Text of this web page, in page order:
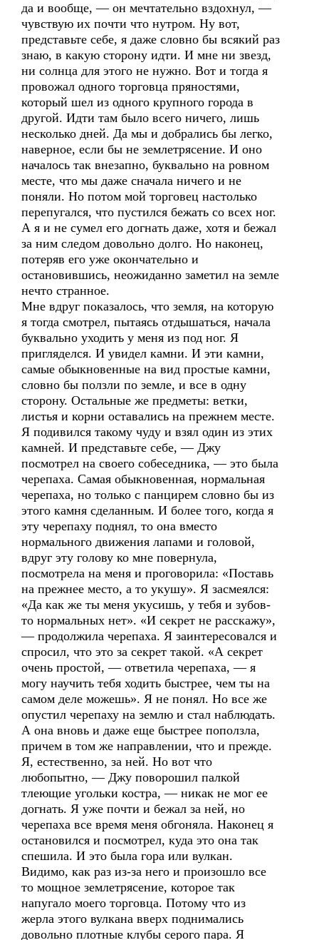
да и вообще, — он мечтательно вздохнул, —
чувствую их почти что нутром. Ну вот,
представьте себе, я даже словно бы всякий раз
знаю, в какую сторону идти. И мне ни звезд,
ни солнца для этого не нужно. Вот и тогда я
провожал одного торговца пряностями,
который шел из одного крупного города в
другой. Идти там было всего ничего, лишь
несколько дней. Да мы и добрались бы легко,
наверное, если бы не землетрясение. И оно
началось так внезапно, буквально на ровном
месте, что мы даже сначала ничего и не
поняли. Но потом мой торговец настолько
перепугался, что пустился бежать со всех ног.
А я и не сумел его догнать даже, хотя и бежал
за ним следом довольно долго. Но наконец,
потеряв его уже окончательно и
остановившись, неожиданно заметил на земле
нечто странное.
Мне вдруг показалось, что земля, на которую
я тогда смотрел, пытаясь отдышаться, начала
буквально уходить у меня из под ног. Я
пригляделся. И увидел камни. И эти камни,
самые обыкновенные на вид простые камни,
словно бы ползли по земле, и все в одну
сторону. Остальные же предметы: ветки,
листья и корни оставались на прежнем месте.
Я подивился такому чуду и взял один из этих
камней. И представьте себе, — Джу
посмотрел на своего собеседника, — это была
черепаха. Самая обыкновенная, нормальная
черепаха, но только с панцирем словно бы из
этого камня сделанным. И более того, когда я
эту черепаху поднял, то она вместо
нормального движения лапами и головой,
вдруг эту голову ко мне повернула,
посмотрела на меня и проговорила: «Поставь
на прежнее место, а то укушу». Я засмеялся:
«Да как же ты меня укусишь, у тебя и зубов-
то нормальных нет». «И секрет не расскажу»,
— продолжила черепаха. Я заинтересовался и
спросил, что это за секрет такой. «А секрет
очень простой, — ответила черепаха, — я
могу научить тебя ходить быстрее, чем ты на
самом деле можешь». Я не понял. Но все же
опустил черепаху на землю и стал наблюдать.
А она вновь и даже еще быстрее поползла,
причем в том же направлении, что и прежде.
Я, естественно, за ней. Но вот что
любопытно, — Джу поворошил палкой
тлеющие угольки костра, — никак не мог ее
догнать. Я уже почти и бежал за ней, но
черепаха все время меня обгоняла. Наконец я
остановился и посмотрел, куда это она так
спешила. И это была гора или вулкан.
Видимо, как раз из-за него и произошло все
то мощное землетрясение, которое так
напугало моего торговца. Потому что из
жерла этого вулкана вверх поднимались
довольно плотные клубы серого пара. Я